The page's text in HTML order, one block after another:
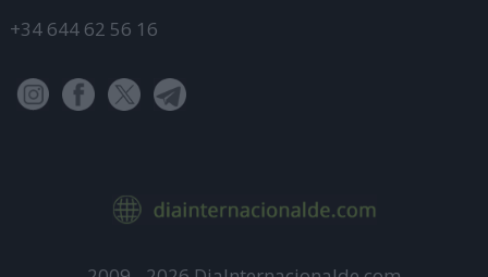
+34 644 62 56 16